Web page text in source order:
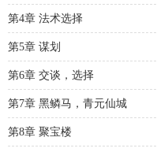
第4章 法术选择
第5章 谋划
第6章 交谈，选择
第7章 黑鳞马，青元仙城
第8章 聚宝楼